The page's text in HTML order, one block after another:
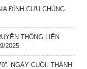
ĐÌNH CỰU CHỦNG
THỐNG LIÊN
2025
NGÀY CUỐI: THÁNH